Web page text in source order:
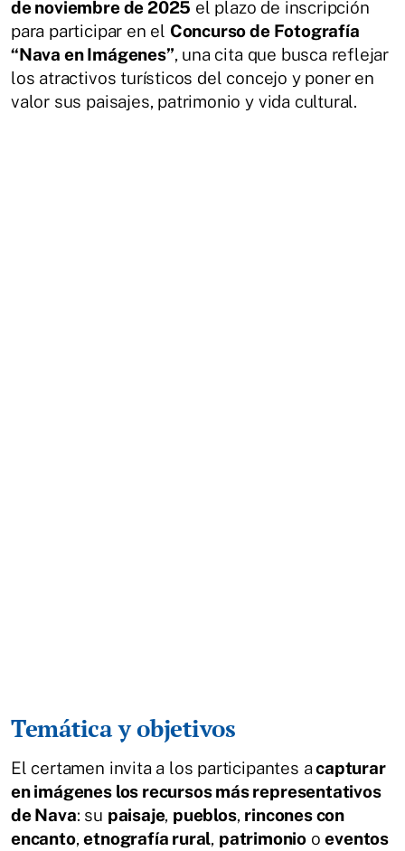
de noviembre de 2025 el plazo de inscripción
para participar en el Concurso de Fotografía
“Nava en Imágenes”, una cita que busca reflejar
los atractivos turísticos del concejo y poner en
valor sus paisajes, patrimonio y vida cultural.
Temática y objetivos
El certamen invita a los participantes acapturar
en imágenes los recursos más representativos
de Nava: su paisaje, pueblos, rincones con
encanto,etnografía rural, patrimonio oeventos